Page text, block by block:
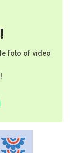
foto of video